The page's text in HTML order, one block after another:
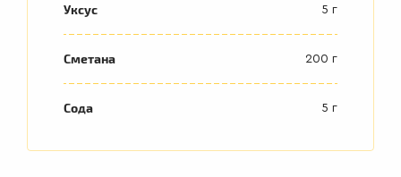
Уксус 5 г
Сметана 200 г
Сода 5 г